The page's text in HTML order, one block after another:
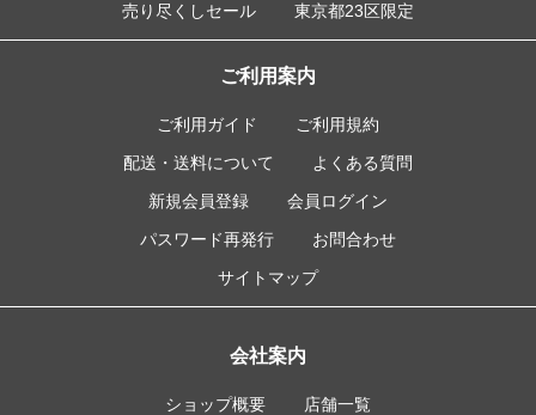
売り尽くしセール
東京都23区限定
ご利用案内
ご利用ガイド
ご利用規約
配送・送料について
よくある質問
新規会員登録
会員ログイン
パスワード再発行
お問合わせ
サイトマップ
会社案内
ショップ概要
店舗一覧